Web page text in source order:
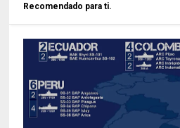
Recomendado para ti.